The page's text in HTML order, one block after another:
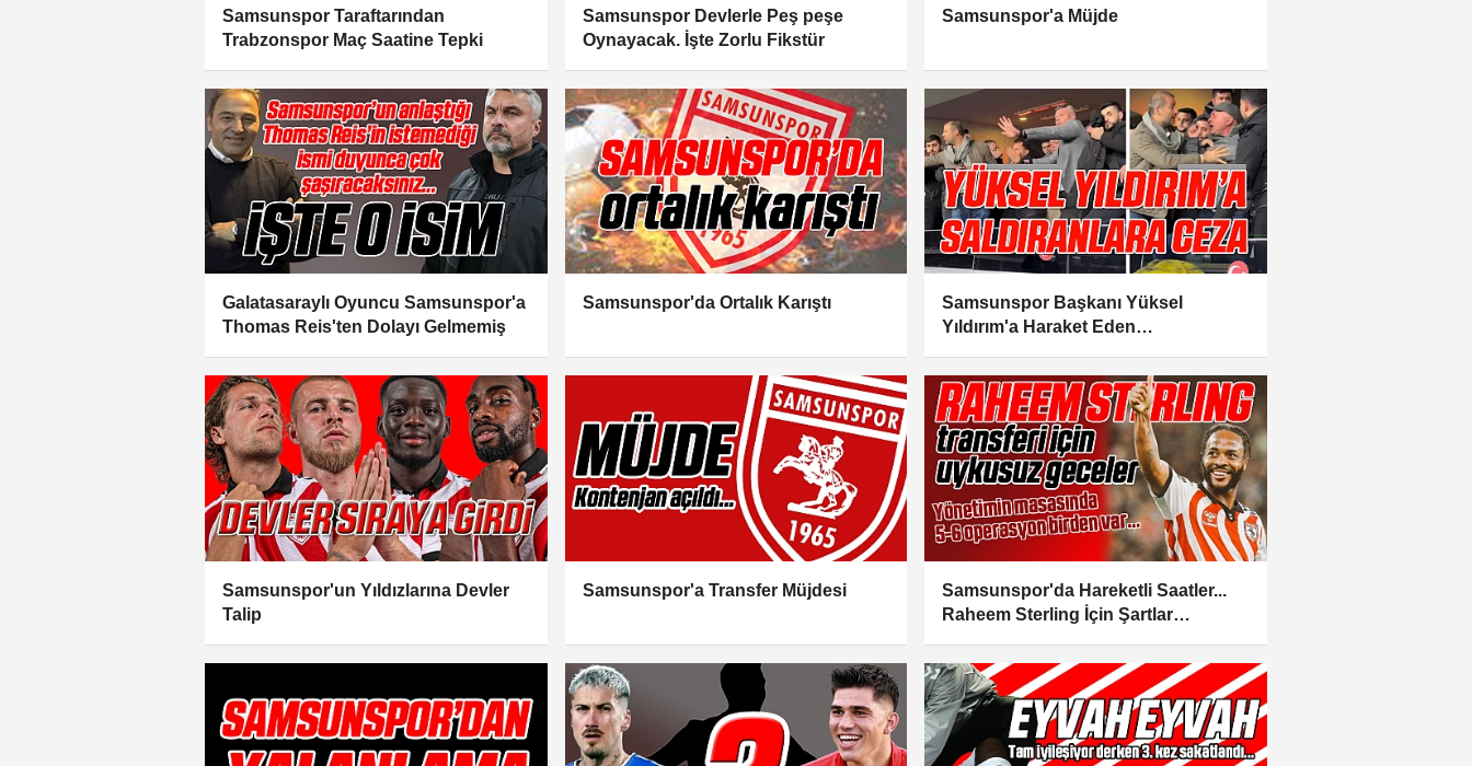
Samsunspor Taraftarından
Trabzonspor Maç Saatine Tepki
Samsunspor Devlerle Peş peşe
Oynayacak. İşte Zorlu Fikstür
Samsunspor'a Müjde
Galatasaraylı Oyuncu Samsunspor'a
Thomas Reis'ten Dolayı Gelmemiş
Samsunspor'da Ortalık Karıştı
Samsunspor Başkanı Yüksel
Yıldırım'a Haraket Eden
Samsunspor'un Yıldızlarına Devler
Talip
Samsunspor'a Transfer Müjdesi
Samsunspor'da Hareketli Saatler...
Raheem Sterling İçin Şartlar